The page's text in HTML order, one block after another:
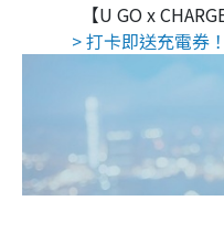
【U GO x
> 打卡即送充電券